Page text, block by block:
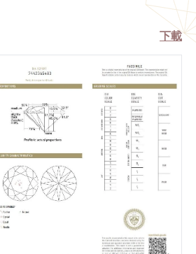
下載